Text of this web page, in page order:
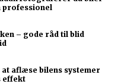
professionel
– gode råd til blid
aflæse bilens systemer
effekt